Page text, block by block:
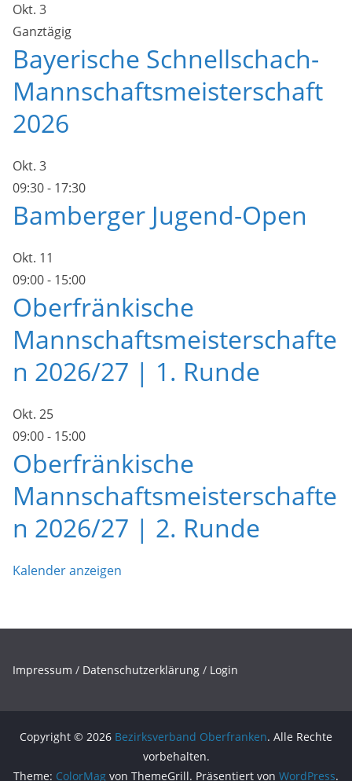
Okt. 3
Ganztägig
Bayerische Schnellschach-
Mannschaftsmeisterschaft
2026
Okt. 3
09:30- 17:30
Bamberger Jugend-Open
Okt. 11
09:00- 15:00
Oberfränkische
Mannschaftsmeisterschafte
n 2026/27 | 1. Runde
Okt. 25
09:00- 15:00
Oberfränkische
Mannschaftsmeisterschafte
n 2026/27 | 2. Runde
Kalender anzeigen
Impressum / Datenschutzerklärung / Login
Copyright © 2026 Bezirksverband Oberfranken. Alle Rechte
vorbehalten.
Theme: ColorMag von ThemeGrill. Präsentiert von WordPress.